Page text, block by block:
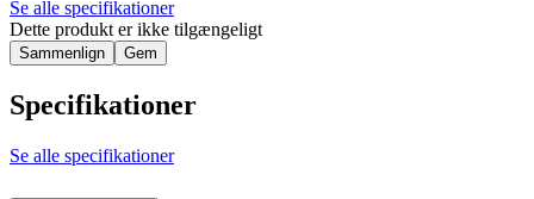
Se alle specifikationer
Dette produkt er ikke tilgængeligt
Sammenlign Gem
Specifikationer
Se alle specifikationer